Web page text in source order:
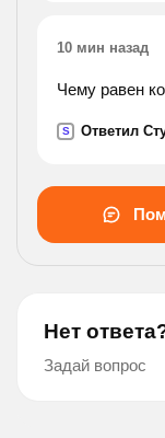
10 мин назад
Чему равен
S Ответил
Нет
Задай вопрос